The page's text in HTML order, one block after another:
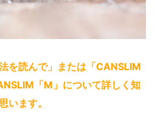
を読んで」または「CANSLIM
「M」について詳しく知
います。